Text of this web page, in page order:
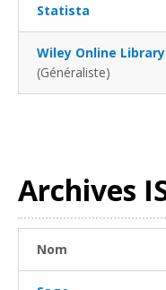
Statista
Wiley Online Library
(Généraliste)
Archives
Nom